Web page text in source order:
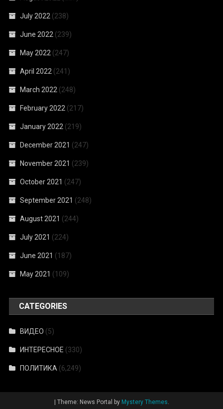
July 2022 (238)
June 2022 (239)
May 2022 (247)
April 2022 (241)
March 2022 (248)
February 2022 (217)
January 2022 (219)
December 2021 (247)
November 2021 (239)
October 2021 (247)
September 2021 (248)
August 2021 (244)
July 2021 (224)
June 2021 (187)
May 2021 (109)
CATEGORIES
ВИДЕО (5)
ИНТЕРЕСНОЕ (330)
ПОЛИТИКА (6,249)
Theme: News Portal by Mystery Themes.